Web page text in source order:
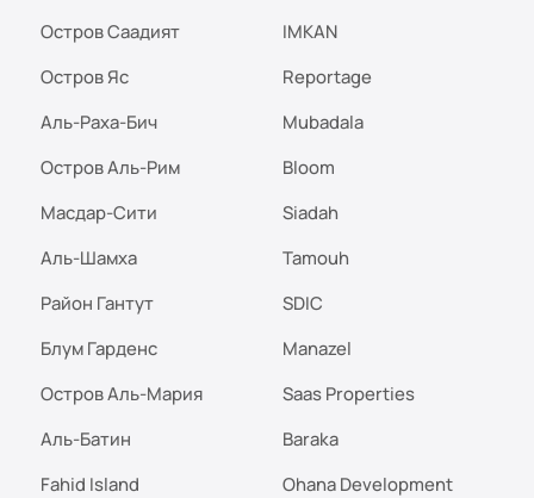
Остров Саадият
Остров Яс
Аль-Раха-Бич
Остров Аль-Рим
Масдар-Сити
Аль-Шамха
Район Гантут
Блум Гарденс
Остров Аль-Мария
Аль-Батин
Fahid Island
IMKAN
Reportage
Mubadala
Bloom
Siadah
Tamouh
SDIC
Manazel
Saas Properties
Baraka
Ohana Development